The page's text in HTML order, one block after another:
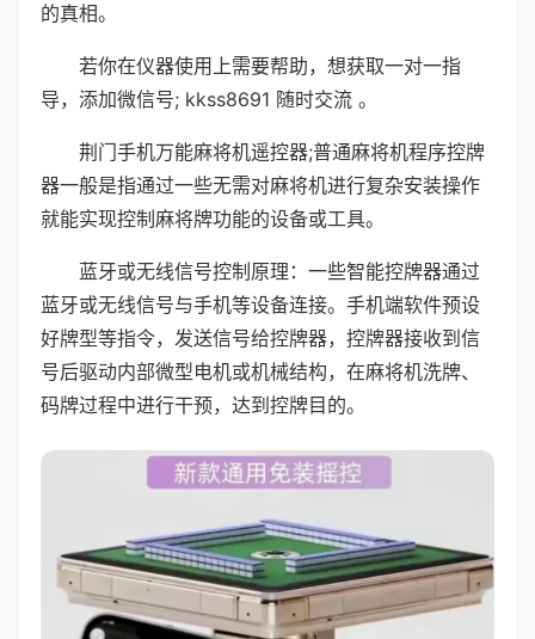
的真相。
若你在仪器使用上需要帮助，想获取一对一指
导，添加微信号; kkss8691 随时交流 。
荆门手机万能麻将机遥控器;普通麻将机程序控牌
器一般是指通过一些无需对麻将机进行复杂安装操作
就能实现控制麻将牌功能的设备或工具。
蓝牙或无线信号控制原理：一些智能控牌器通过
蓝牙或无线信号与手机等设备连接。手机端软件预设
好牌型等指令，发送信号给控牌器，控牌器接收到信
号后驱动内部微型电机或机械结构，在麻将机洗牌、
码牌过程中进行干预，达到控牌目的。